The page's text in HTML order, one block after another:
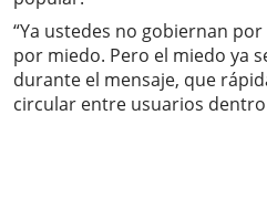
“Ya ustedes no gobiernan
por miedo. Pero el miedo ya
durante el mensaje, que
circular entre usuarios dentro